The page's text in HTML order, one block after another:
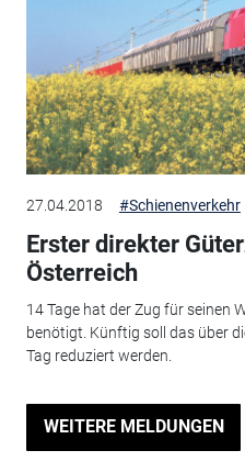
27.04.2018 #Schienenverkehr
Erster direkter
Österreich
14 Tage hat der Zug für seinen
benötigt. Künftig soll das über
Tag reduziert werden.
WEITERE MELDUNGEN